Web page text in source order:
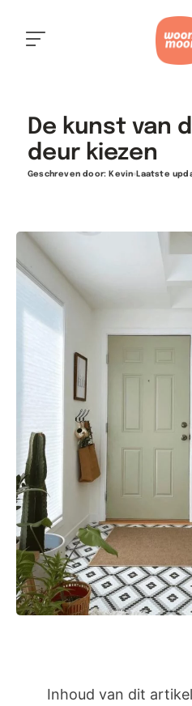
De kunst van
deur kiezen
Geschreven door: Kevin Laatste
Inhoud van dit artikel